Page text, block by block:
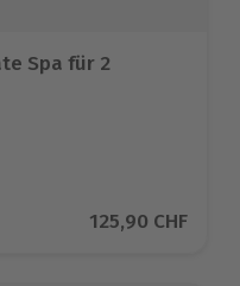
Spa für 2
23 Bewertungen
Aktueller Preis
125,90 CHF